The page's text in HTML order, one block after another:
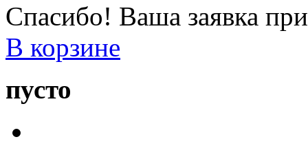
Спасибо! Ваша заявка
В корзине
пусто